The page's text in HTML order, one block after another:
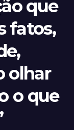
que
fatos,
olhar
o que